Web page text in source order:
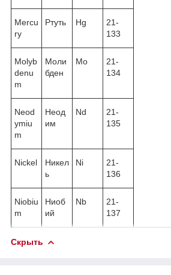
Mercu
ry
Ртуть Hg
21-
133
Molyb
denu
m
Моли
бден
Mo
21-
134
Neod
ymiu
m
Неод
им
Nd
21-
135
Nickel
Никел
ь
Ni
21-
136
Niobiu
m
Ниоб
ий
Nb
21-
137
Скрыть